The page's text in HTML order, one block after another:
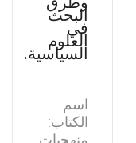
البحث
في
العلوم
السياسية.
اسم
الكتاب:
منهجيات